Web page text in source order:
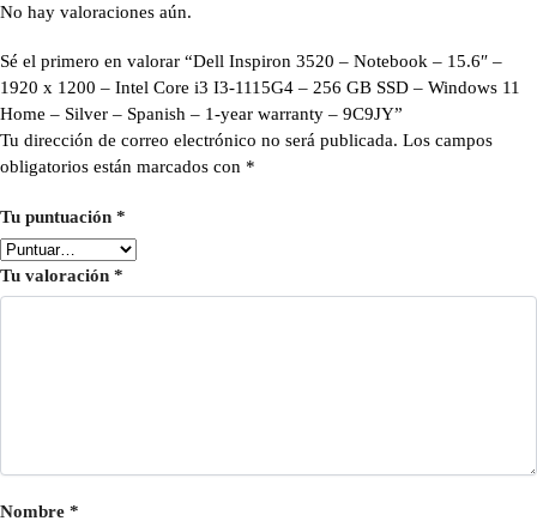
No hay valoraciones aún.
Sé el primero en valorar “Dell Inspiron 3520 – Notebook – 15.6″ –
1920 x 1200 – Intel Core i3 I3-1115G4 – 256 GB SSD – Windows 11
Home – Silver – Spanish – 1-year warranty – 9C9JY”
Tu dirección de correo electrónico no será publicada. Los campos
obligatorios están marcados con *
Tu puntuación *
Tu valoración *
Nombre *